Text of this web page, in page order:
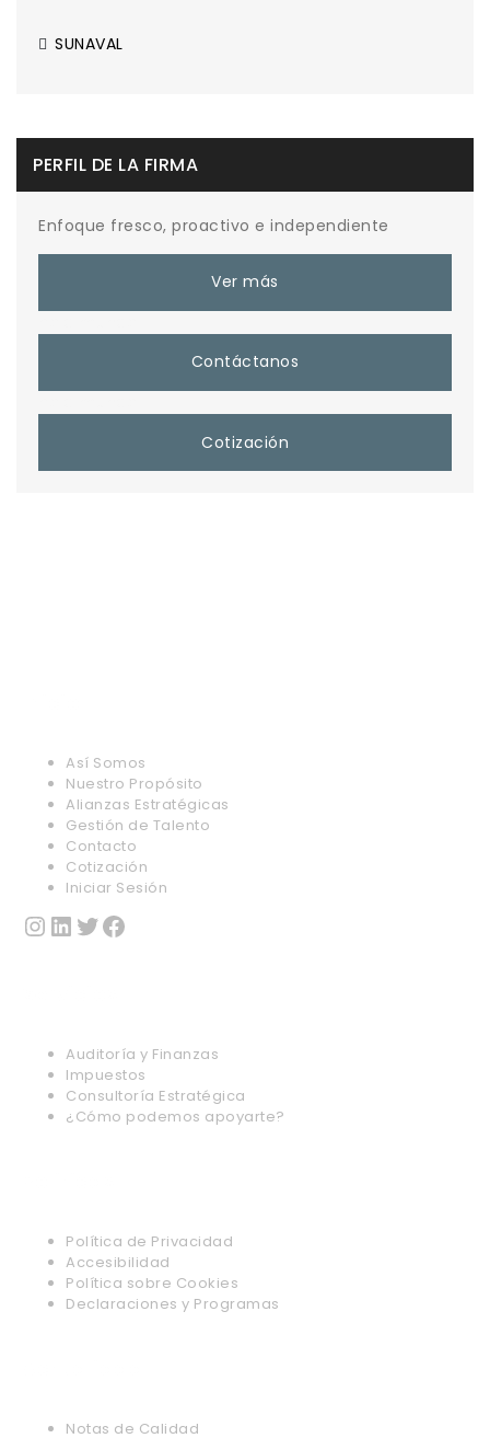
SUNAVAL
PERFIL DE LA FIRMA
Enfoque fresco, proactivo e independiente
Ver más
Contáctanos
Cotización
Así Somos
Nuestro Propósito
Alianzas Estratégicas
Gestión de Talento
Contacto
Cotización
Iniciar Sesión
Auditoría y Finanzas
Impuestos
Consultoría Estratégica
¿Cómo podemos apoyarte?
Política de Privacidad
Accesibilidad
Política sobre Cookies
Declaraciones y Programas
Notas de Calidad